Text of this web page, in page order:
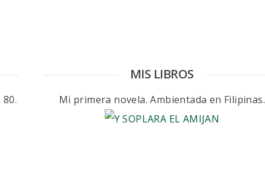
MIS LIBROS
Mi primera novela. Ambientada en Filipinas.